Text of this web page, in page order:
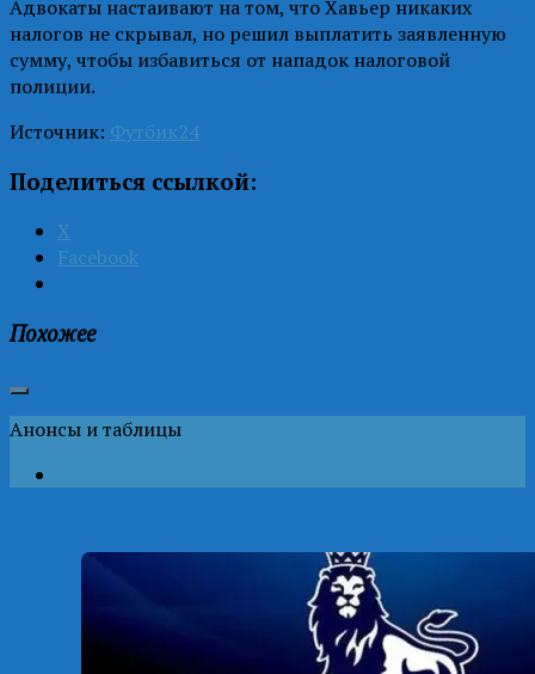
Адвокаты настаивают на том, что Хавьер никаких
налогов не скрывал, но решил выплатить заявленную
сумму, чтобы избавиться от нападок налоговой
полиции.
Источник: Футбик24
Поделиться ссылкой:
X
Facebook
Похожее
Анонсы и таблицы